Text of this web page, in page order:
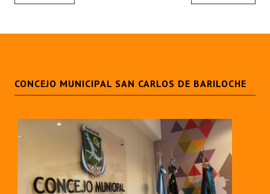
CONCEJO MUNICIPAL SAN CARLOS DE BARILOCHE